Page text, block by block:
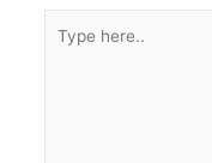
here..